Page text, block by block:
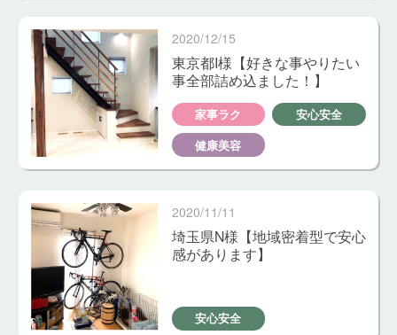
2020/12/15
東京都I様【好きな事やりたい
事全部詰め込ました！】
家事ラク
安心安全
健康美容
2020/11/11
埼玉県N様【地域密着型で安心
感があります】
安心安全